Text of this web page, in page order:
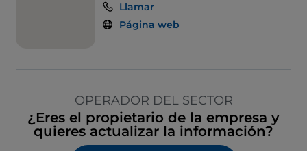
Llamar
Página web
OPERADOR DEL SECTOR
¿Eres el propietario de la empresa y
quieres actualizar la información?